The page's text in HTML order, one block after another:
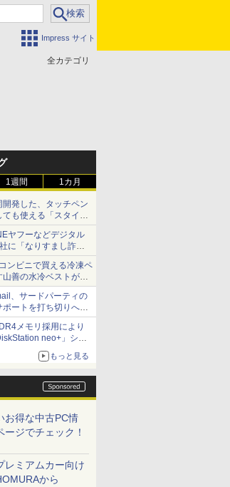
Impress サイト
全カテゴリ
1週間 1カ月
発した、タッチペン
も使える「スタイラ
にも紙にも、持ち替
ヤフーなどデジタル
に「なりすまし詐欺
名人の写真や映像を
対策として
ンビニで買える冷凍ペ
善の水冷ベストがロ
【ぼっち・ざ・ろー
間でなにしてる？】
、サードパーティの
ポートを打ち切りへ
メモリ採用により
neo+」シリ
き、ECCメモリへの
もっと見る
お得な中古PC情
ージでチェック！
レミアムカー向け
から